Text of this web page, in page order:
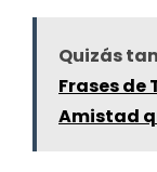
Quizás
Frases de
Amistad